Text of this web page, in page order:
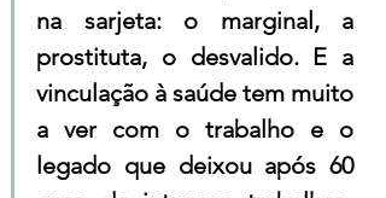
na sarjeta: o marginal, a
prostituta, o desvalido. E a
vinculação à saúde tem muito
a ver com o trabalho e o
legado que deixou após 60